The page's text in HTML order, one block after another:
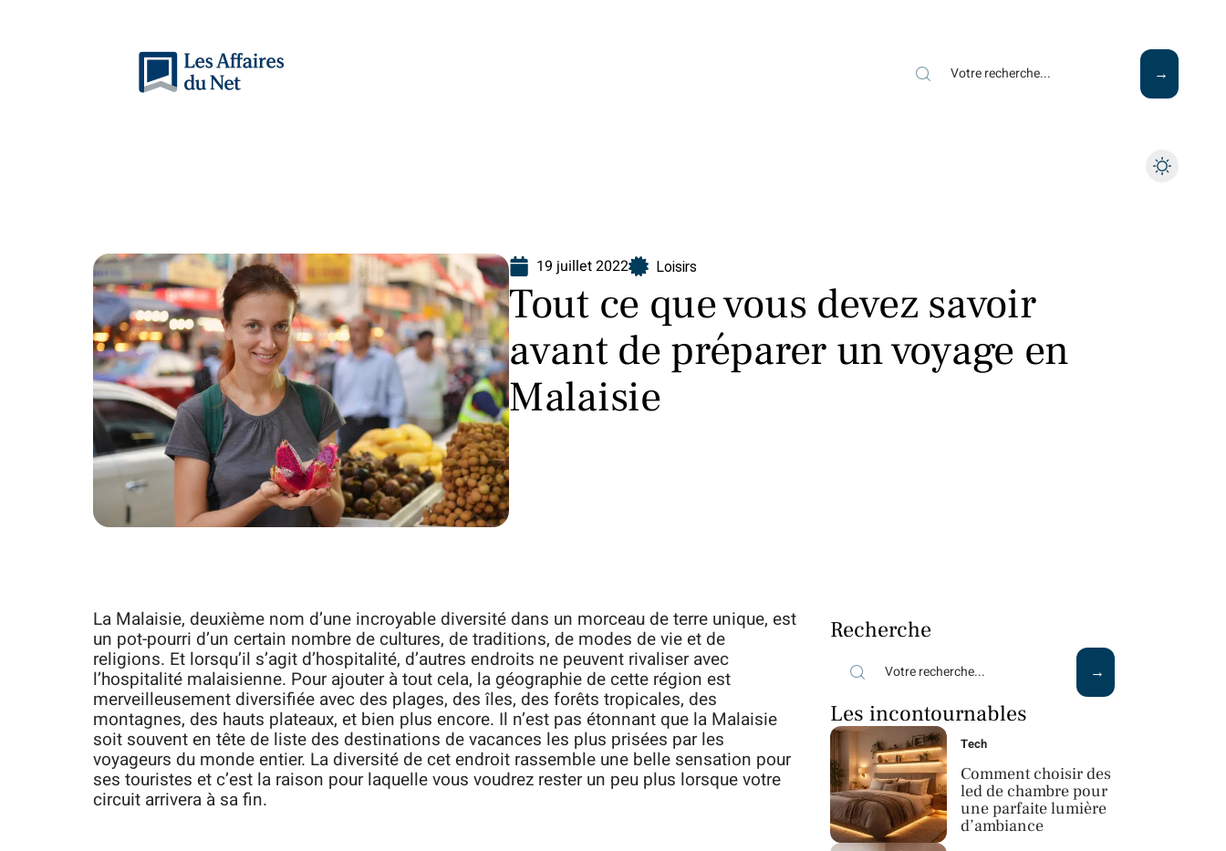
19 juillet 2022 Loisirs
Tout ce que vous devez savoir
avant de préparer un voyage en
Malaisie
La Malaisie, deuxième nom d’une incroyable diversité dans un morceau de terre unique, est
un pot-pourri d’un certain nombre de cultures, de traditions, de modes de vie et de
religions. Et lorsqu’il s’agit d’hospitalité, d’autres endroits ne peuvent rivaliser avec
l’hospitalité malaisienne. Pour ajouter à tout cela, la géographie de cette région est
merveilleusement diversifiée avec des plages, des îles, des forêts tropicales, des
montagnes, des hauts plateaux, et bien plus encore. Il n’est pas étonnant que la Malaisie
soit souvent en tête de liste des destinations de vacances les plus prisées par les
voyageurs du monde entier. La diversité de cet endroit rassemble une belle sensation pour
ses touristes et c’est la raison pour laquelle vous voudrez rester un peu plus lorsque votre
circuit arrivera à sa fin.
Recherche
Les incontournables
Tech
Comment choisir des
led de chambre pour
une parfaite lumière
d’ambiance